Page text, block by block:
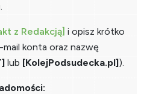
z Redakcją] i opisz krótko
konta oraz nazwę
lub [KolejPodsudecka.pl]).